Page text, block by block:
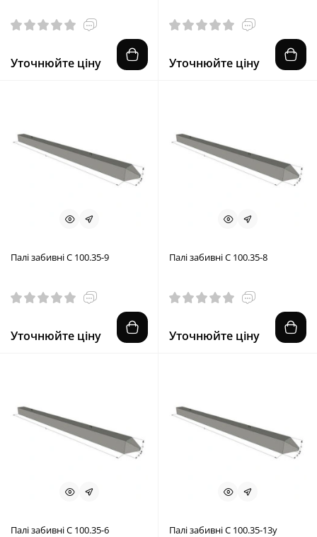
Уточнюйте ціну Уточнюйте ціну
Палі забивні С 100.35-9
Уточнюйте ціну
Палі забивні С 100.35-8
Уточнюйте ціну
Палі забивні С 100.35-6 Палі забивні С 100.35-13у